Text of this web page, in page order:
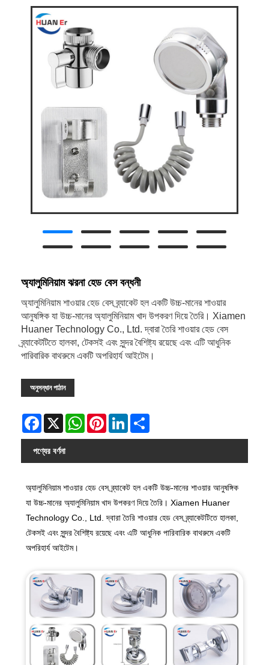
অ্যালুমিনিয়াম ঝরনা হেড বেস বন্ধনী
অ্যালুমিনিয়াম শাওয়ার হেড বেস ব্র্যাকেট হল একটি উচ্চ-মানের শাওয়ার
আনুষঙ্গিক যা উচ্চ-মানের অ্যালুমিনিয়াম খাদ উপকরণ দিয়ে তৈরি। Xiamen
Huaner Technology Co., Ltd. দ্বারা তৈরি শাওয়ার হেড বেস
ব্র্যাকেটটিতে হালকা, টেকসই এবং সুন্দর বৈশিষ্ট্য রয়েছে এবং এটি আধুনিক
পারিবারিক বাথরুমে একটি অপরিহার্য আইটেম।
অনুসন্ধান পাঠান
Facebook
X WhatsAppPinterestLinkedIn
পণ্যের বর্ণনা
অ্যালুমিনিয়াম শাওয়ার হেড বেস ব্র্যাকেট হল একটি উচ্চ-মানের শাওয়ার আনুষঙ্গিক
যা উচ্চ-মানের অ্যালুমিনিয়াম খাদ উপকরণ দিয়ে তৈরি। Xiamen Huaner
Technology Co., Ltd. দ্বারা তৈরি শাওয়ার হেড বেস ব্র্যাকেটটিতে হালকা,
টেকসই এবং সুন্দর বৈশিষ্ট্য রয়েছে এবং এটি আধুনিক পারিবারিক বাথরুমে একটি
অপরিহার্য আইটেম।